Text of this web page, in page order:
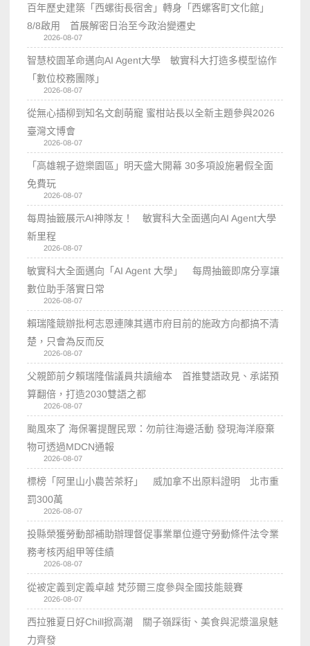
百年歷史建築「西螺街長宿舍」轉身「西螺客町文化館」
8/8啟用 首展解密日治至今政治變遷史
2026-08-07
智慧校園革命邁向AI Agent大學 敏實科大打造多模型協作
「數位校務團隊」
2026-08-07
從無心插柳到知名文創萌寵 蜜柑站長以全新主題參與2026
臺灣文博會
2026-08-07
「高雄親子遊樂園區」明天盛大開幕 30多項設施暑假全面
免費玩
2026-08-07
每周抽籤展示AI神隊友！ 敏實科大全面邁向AI Agent大學
新里程
2026-08-07
敏實科大全面邁向「AI Agent 大學」 每周抽籤即席分享讓
數位助手落實日常
2026-08-07
賴瑞隆競辦批柯志恩連陳其邁市府目前的施政方向都搞不清
楚，只會為反而反
2026-08-07
父親節前夕賴瑞隆偕議員共讀繪本 首推雙語政見、承諾預
算翻倍，打造2030雙語之都
2026-08-07
颱風來了 海保署提醒民眾：勿前往海邊活動 發現海洋廢棄
物可透過MDCN通報
2026-08-07
標榜「阿里山小農苦茶籽」 威加拿不出原料證明 北市重
罰300萬
2026-08-07
投縣榮獲勞動部補助辦理督促事業單位遵守勞動條件法令業
務考核丙組甲等佳績
2026-08-07
從被定義到定義卓越 梵莎爾三度參與全國技能競賽
2026-08-07
西拉雅夏日好Chill掀高潮 關子嶺踩街、美食與泥漿溫泉魅
力齊發